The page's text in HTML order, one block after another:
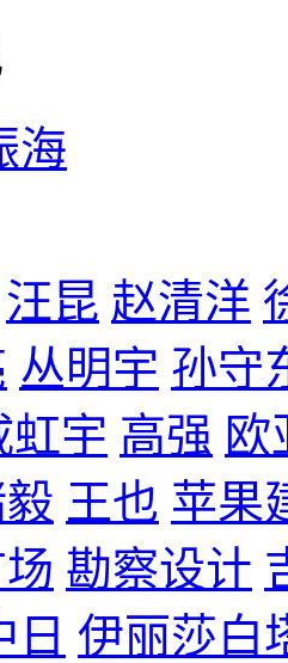
海
汪昆 赵清洋
丛明宇 孙守
虹宇 高强 欧
王也 苹果
勘察设计
日 伊丽莎白